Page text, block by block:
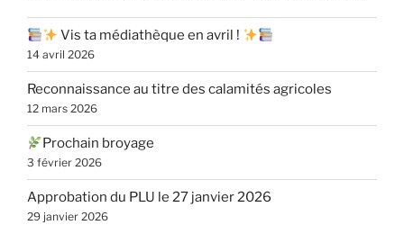
Vis ta médiathèque en avril !
14 avril 2026
Reconnaissance au titre des calamités agricoles
12 mars 2026
Prochain broyage
3 février 2026
Approbation du PLU le 27 janvier 2026
29 janvier 2026